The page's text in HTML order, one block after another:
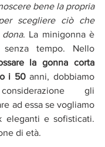
bene la propria
scegliere ciò che
. La minigonna è
tempo. Nello
la gonna corta
i 50 anni, dobbiamo
gli
ad essa se vogliamo
eleganti e sofisticati.
di età.